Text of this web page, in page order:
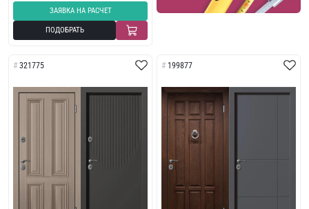
ЗАЯВКА НА РАСЧЕТ
ПОДОБРАТЬ
321775 199877